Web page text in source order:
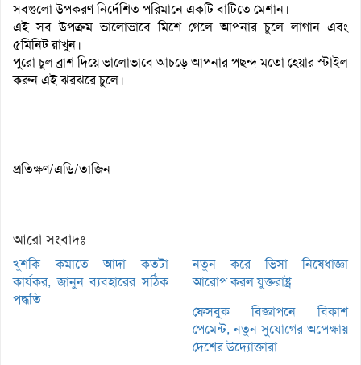
সবগুলো উপকরণ নির্দেশিত পরিমানে একটি বাটিতে মেশান।
এই সব উপক্রম ভালোভাবে মিশে গেলে আপনার চুলে লাগান এবং
৫মিনিট রাখুন।
পুরো চুল ব্রাশ দিয়ে ভালোভাবে আচড়ে আপনার পছন্দ মতো হেয়ার স্টাইল
করুন এই ঝরঝরে চুলে।
প্রতিক্ষণ/এডি/তাজিন
আরো সংবাদঃ
খুশকি কমাতে আদা কতটা
কার্যকর, জানুন ব্যবহারের সঠিক
পদ্ধতি
নতুন করে ভিসা নিষেধাজ্ঞা
আরোপ করল যুক্তরাষ্ট্র
ফেসবুক বিজ্ঞাপনে বিকাশ
পেমেন্ট, নতুন সুযোগের অপেক্ষায়
দেশের উদ্যোক্তারা